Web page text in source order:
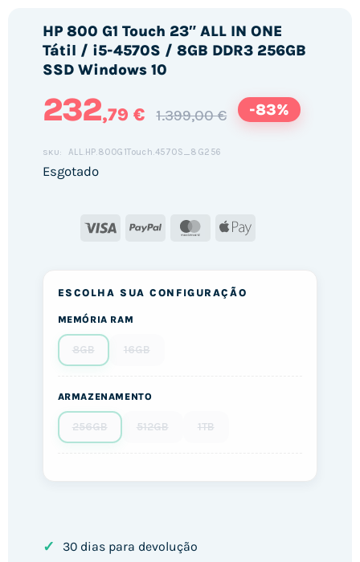
HP 800 G1 Touch 23″ ALL IN ONE
Tátil / i5-4570S / 8GB DDR3 256GB
SSD Windows 10
232,79 € 1.399,00 € -83%
SKU: ALL.HP.800G1Touch.4570S_8G256
Esgotado
Visa PayPal MasterCard
Apple
ESCOLHA SUA CONFIGURAÇÃO
MEMÓRIA RAM
8GB 16GB
ARMAZENAMENTO
256GB 512GB 1TB
✓ 30 dias para devolução